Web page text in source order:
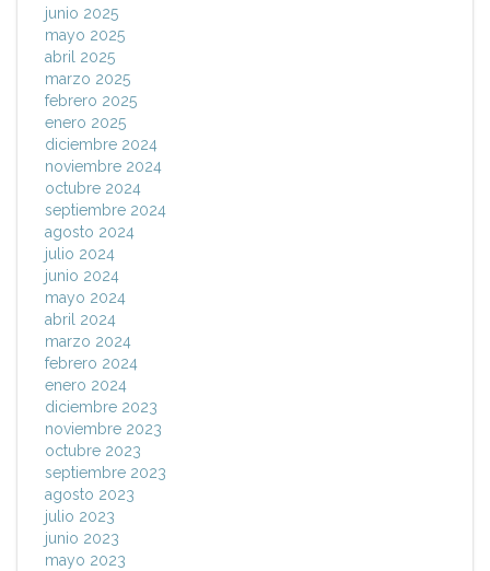
junio 2025
mayo 2025
abril 2025
marzo 2025
febrero 2025
enero 2025
diciembre 2024
noviembre 2024
octubre 2024
septiembre 2024
agosto 2024
julio 2024
junio 2024
mayo 2024
abril 2024
marzo 2024
febrero 2024
enero 2024
diciembre 2023
noviembre 2023
octubre 2023
septiembre 2023
agosto 2023
julio 2023
junio 2023
mayo 2023